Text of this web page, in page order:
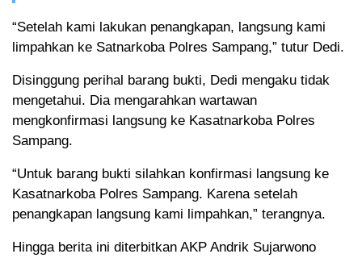
“Setelah kami lakukan penangkapan, langsung kami
limpahkan ke Satnarkoba Polres Sampang,” tutur Dedi.
Disinggung perihal barang bukti, Dedi mengaku tidak
mengetahui. Dia mengarahkan wartawan
mengkonfirmasi langsung ke Kasatnarkoba Polres
Sampang.
“Untuk barang bukti silahkan konfirmasi langsung ke
Kasatnarkoba Polres Sampang. Karena setelah
penangkapan langsung kami limpahkan,” terangnya.
Hingga berita ini diterbitkan AKP Andrik Sujarwono